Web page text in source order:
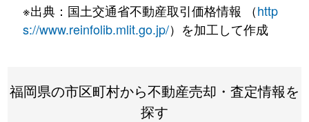
※出典：国土交通省不動産取引価格情報 （http
s://www.reinfolib.mlit.go.jp/）を加工して作成
福岡県の市区町村から不動産売却・査定情報を
探す